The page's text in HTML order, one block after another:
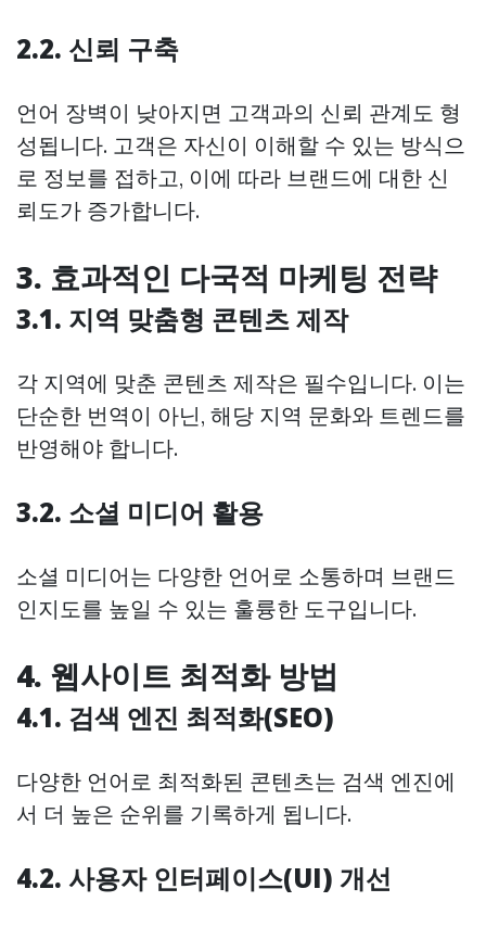
2.2. 신뢰 구축
언어 장벽이 낮아지면 고객과의 신뢰 관계도 형
성됩니다. 고객은 자신이 이해할 수 있는 방식으
로 정보를 접하고, 이에 따라 브랜드에 대한 신
뢰도가 증가합니다.
3. 효과적인 다국적 마케팅 전략
3.1. 지역 맞춤형 콘텐츠 제작
각 지역에 맞춘 콘텐츠 제작은 필수입니다. 이는
단순한 번역이 아닌, 해당 지역 문화와 트렌드를
반영해야 합니다.
3.2. 소셜 미디어 활용
소셜 미디어는 다양한 언어로 소통하며 브랜드
인지도를 높일 수 있는 훌륭한 도구입니다.
4. 웹사이트 최적화 방법
4.1. 검색 엔진 최적화(SEO)
다양한 언어로 최적화된 콘텐츠는 검색 엔진에
서 더 높은 순위를 기록하게 됩니다.
4.2. 사용자 인터페이스(UI) 개선